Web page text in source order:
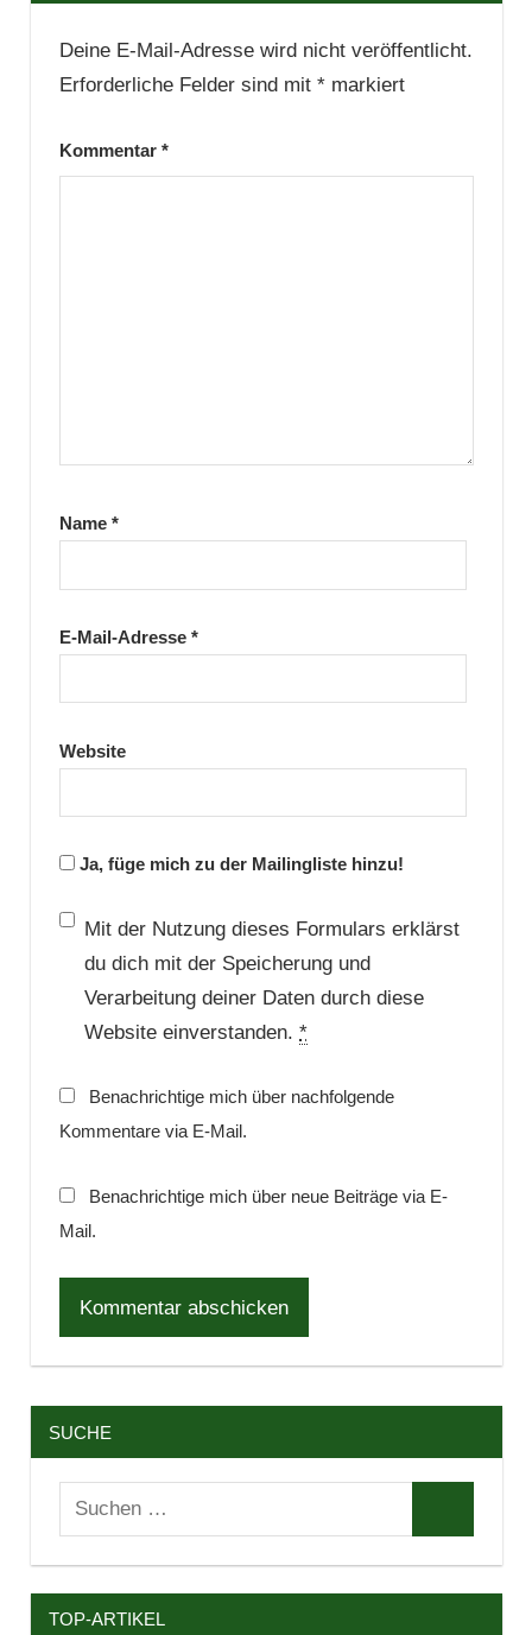
Deine E-Mail-Adresse wird nicht veröffentlicht.
Erforderliche Felder sind mit *markiert
Kommentar *
Name *
E-Mail-Adresse *
Website
Ja, füge mich zu der Mailingliste hinzu!
Mit der Nutzung dieses Formulars erklärst
du dich mit der Speicherung und
Verarbeitung deiner Daten durch diese
Website einverstanden. *
Benachrichtige mich über nachfolgende
Kommentare via E-Mail.
Benachrichtige mich über neue Beiträge via E-
Mail.
SUCHE
Suchen
TOP-ARTIKEL